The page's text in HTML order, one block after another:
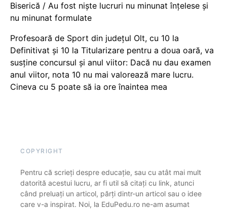
Biserică / Au fost niște lucruri nu minunat înțelese și
nu minunat formulate
Profesoară de Sport din județul Olt, cu 10 la
Definitivat și 10 la Titularizare pentru a doua oară, va
susține concursul și anul viitor: Dacă nu dau examen
anul viitor, nota 10 nu mai valorează mare lucru.
Cineva cu 5 poate să ia ore înaintea mea
COPYRIGHT
Pentru că scrieți despre educație, sau cu atât mai mult
datorită acestui lucru, ar fi util să citați cu link, atunci
când preluați un articol, părți dintr-un articol sau o idee
care v-a inspirat. Noi, la EduPedu.ro ne-am asumat